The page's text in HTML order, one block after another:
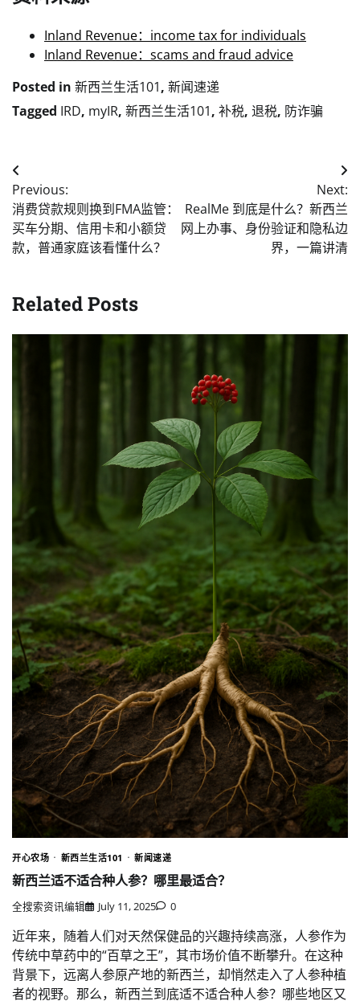
Inland Revenue：income tax for individuals
Inland Revenue：scams and fraud advice
Posted in 新西兰生活101, 新闻速递
Tagged IRD, myIR, 新西兰生活101, 补税, 退税, 防诈骗
Post
navigation
Previous:
消费贷款规则换到FMA监管：
买车分期、信用卡和小额贷
款，普通家庭该看懂什么？
Next:
RealMe 到底是什么？新西兰
网上办事、身份验证和隐私边
界，一篇讲清
Related Posts
开心农场 新西兰生活101 新闻速递
新西兰适不适合种人参？哪里最适合？
全搜索资讯编辑 July 11, 2025 0
近年来，随着人们对天然保健品的兴趣持续高涨，人参作为
传统中草药中的“百草之王”，其市场价值不断攀升。在这种
背景下，远离人参原产地的新西兰，却悄然走入了人参种植
者的视野。那么，新西兰到底适不适合种人参？哪些地区又